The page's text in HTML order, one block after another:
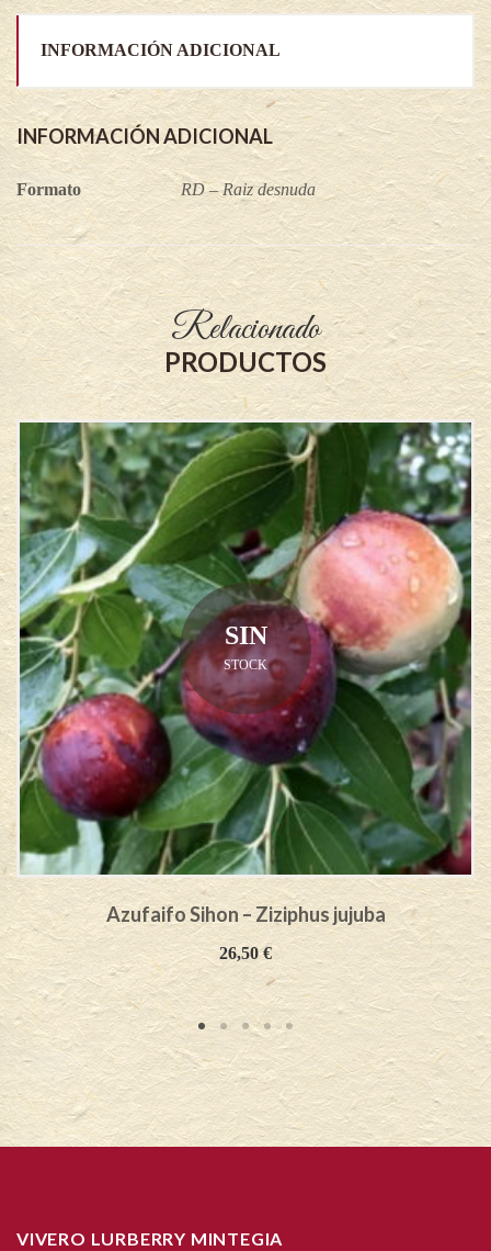
INFORMACIÓN ADICIONAL
INFORMACIÓN ADICIONAL
Formato RD – Raiz desnuda
Relacionado
PRODUCTOS
SIN
STOCK
Azufaifo Sihon – Ziziphus jujuba
26,50€
VIVERO LURBERRY MINTEGIA